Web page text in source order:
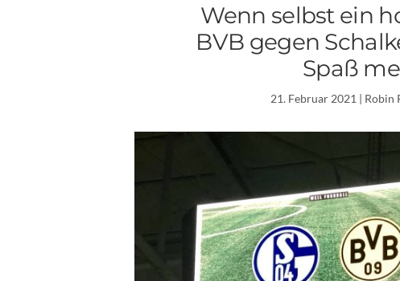
Wenn selbst ein
BVB gegen
Spaß
21. Februar 2021 | Robin